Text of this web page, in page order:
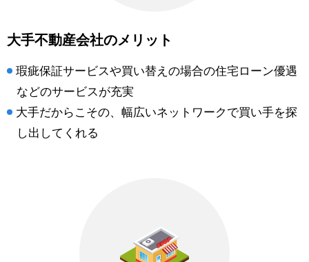
大手不動産会社のメリット
瑕疵保証サービスや買い替えの場合の住宅ローン優遇
などのサービスが充実
大手だからこその、幅広いネットワークで買い手を探
し出してくれる